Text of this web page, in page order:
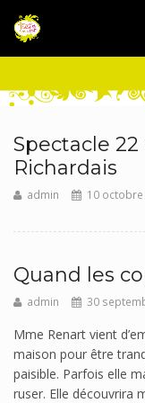
Spectacle
Richardais
admin 10 octobre
Quand les
admin 30
Mme Renart vient
maison pour être
paisible. Parfois elle
ruser. Elle découvrira